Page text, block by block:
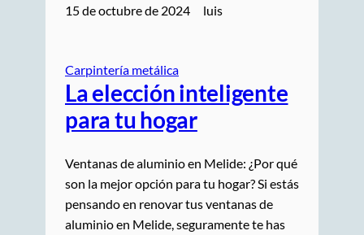
15 de octubre de 2024 luis
Carpintería metálica
La elección inteligente
para tu hogar
Ventanas de aluminio en Melide: ¿Por qué
son la mejor opción para tu hogar? Si estás
pensando en renovar tus ventanas de
aluminio en Melide, seguramente te has